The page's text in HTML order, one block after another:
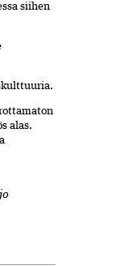
siihen
alas.